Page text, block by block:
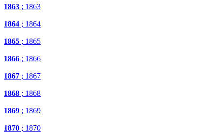
1863 ; 1863
1864 ; 1864
1865 ; 1865
1866 ; 1866
1867 ; 1867
1868 ; 1868
1869 ; 1869
1870 ; 1870